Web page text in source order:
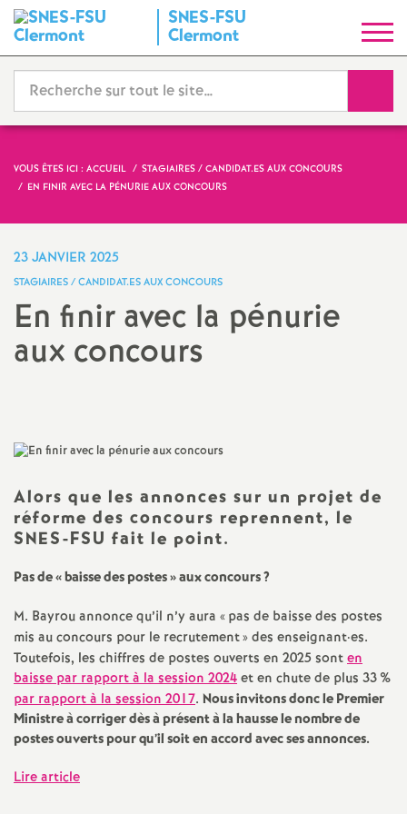
SNES-FSU
Clermont
y
n
d
i
a
t
i
n
a
l
VOUS ÊTES ICI : ACCUEIL
STAGIAIRES / CANDIDAT.ES AUX CONCOURS
EN FINIR AVEC LA PÉNURIE AUX CONCOURS
23 JANVIER 2025
STAGIAIRES / CANDIDAT.ES AUX CONCOURS
En finir avec la pénurie
aux concours
Alors que les annonces sur un projet de
réforme des concours reprennent, le
SNES-FSU fait le point.
Pas de «baisse des postes» aux concours?
M. Bayrou annonce qu’il n’y aura «pas de baisse des postes
mis au concours pour le recrutement» des enseignant·es.
Toutefois, les chiffres de postes ouverts en 2025 sonten
baisse par rapport à la session 2024et en chute de plus 33%
par rapport à la session 2017. Nous invitons donc le Premier
Ministre à corriger dès à présent à la hausse le nombre de
postes ouverts pour qu’il soit en accord avec ses annonces.
Lire article